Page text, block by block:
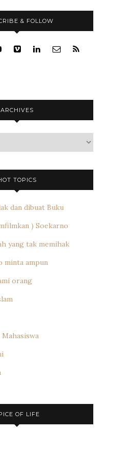
& FOLLOW
ARCHIVES
TOPICS
dan dibuat Buku
) Soekarno
yang tak memihak
minta ampun
orang
OF LIFE